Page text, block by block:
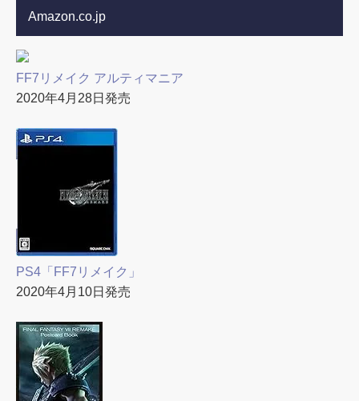
Amazon.co.jp
FF7リメイク アルティマニア
2020年4月28日発売
PS4「FF7リメイク」
2020年4月10日発売